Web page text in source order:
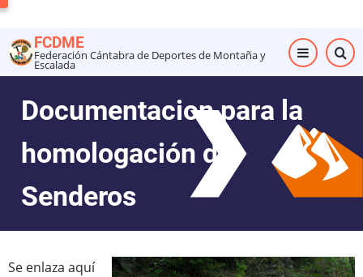
al
contenido
principal
FCDME
Federación Cántabra de Deportes de Montaña y
Escalada
Documentacion para la
homologación de
Senderos
Se enlaza aquí